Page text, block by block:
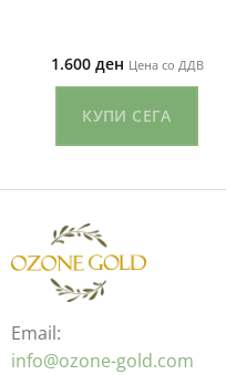
1.600 ден Цена со ДДВ
КУПИ СЕГА
Email:
info@ozone-gold.com